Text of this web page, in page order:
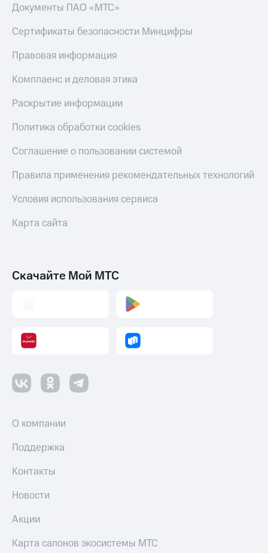
Документы ПАО «МТС»
Сертификаты безопасности Минцифры
Правовая информация
Комплаенс и деловая этика
Раскрытие информации
Политика обработки cookies
Соглашение о пользовании системой
Правила применения рекомендательных технологий
Условия использования сервиса
Карта сайта
Скачайте Мой МТС
О компании
Поддержка
Контакты
Новости
Акции
Карта салонов экосистемы МТС